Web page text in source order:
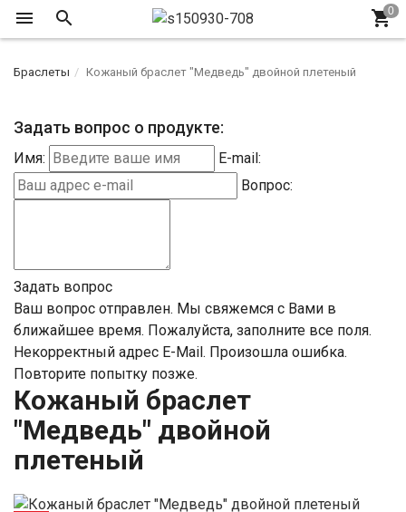
Браслеты Кожаный браслет "Медведь" двойной плетеный
Задать вопрос о продукте:
Имя:
E-mail:
Вопрос:
Задать вопрос
Ваш вопрос отправлен. Мы свяжемся с Вами в
ближайшее время. Пожалуйста, заполните все поля.
Некорректный адрес E-Mail. Произошла ошибка.
Повторите попытку позже.
Кожаный браслет
"Медведь" двойной
плетеный